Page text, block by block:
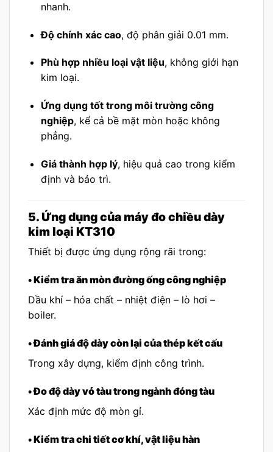
nhanh.
Độ chính xác cao, độ phân giải 0.01 mm.
Phù hợp nhiều loại vật liệu, không giới hạn
kim loại.
Ứng dụng tốt trong môi trường công
nghiệp, kể cả bề mặt mòn hoặc không
phẳng.
Giá thành hợp lý, hiệu quả cao trong kiểm
định và bảo trì.
5. Ứng dụng của máy đo chiều dày
kim loại KT310
Thiết bị được ứng dụng rộng rãi trong:
• Kiểm tra ăn mòn đường ống công nghiệp
Dầu khí – hóa chất – nhiệt điện – lò hơi –
boiler.
• Đánh giá độ dày còn lại của thép kết cấu
Trong xây dựng, kiểm định công trình.
• Đo độ dày vỏ tàu trong ngành đóng tàu
Xác định mức độ mòn gỉ.
• Kiểm tra chi tiết cơ khí, vật liệu hàn